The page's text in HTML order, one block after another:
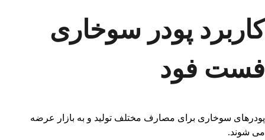
کاربرد پودر سوخاری
فست فود
پودرهای سوخاری برای مصارف مختلف تولید و به بازار عرضه
می شوند.